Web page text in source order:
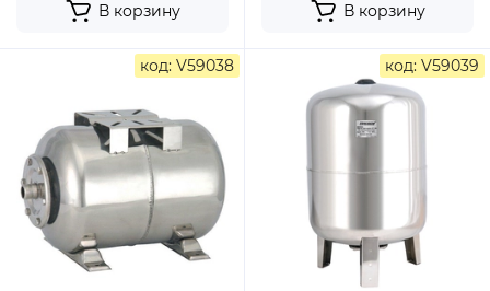
В корзину В корзину
код: V59038 код: V59039